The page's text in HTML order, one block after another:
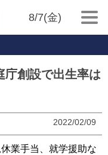
8/7(金)
庁創設で出生率は
2022/02/09
業手当、就学援助な